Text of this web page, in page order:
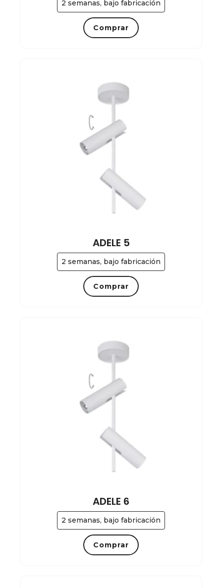
2 semanas, bajo fabricación
Comprar
2 semanas, bajo fabricación
ADELE 5
Comprar
2 semanas, bajo fabricación
ADELE 6
Comprar